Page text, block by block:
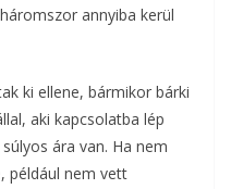
annyiba kerül
ki ellene, bármikor bárki
aki kapcsolatba lép
ára van. Ha nem
például nem vett